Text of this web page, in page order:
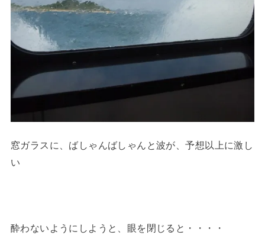
窓ガラスに、ばしゃんばしゃんと波が、予想以上に激し
い
酔わないようにしようと、眼を閉じると・・・・